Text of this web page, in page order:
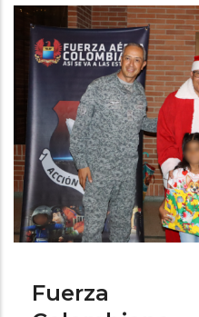
ayuda
navegación
Fuerza